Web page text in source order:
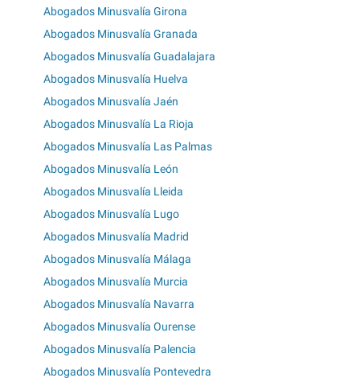
Abogados Minusvalía Girona
Abogados Minusvalía Granada
Abogados Minusvalía Guadalajara
Abogados Minusvalía Huelva
Abogados Minusvalía Jaén
Abogados Minusvalía La Rioja
Abogados Minusvalía Las Palmas
Abogados Minusvalía León
Abogados Minusvalía Lleida
Abogados Minusvalía Lugo
Abogados Minusvalía Madrid
Abogados Minusvalía Málaga
Abogados Minusvalía Murcia
Abogados Minusvalía Navarra
Abogados Minusvalía Ourense
Abogados Minusvalía Palencia
Abogados Minusvalía Pontevedra